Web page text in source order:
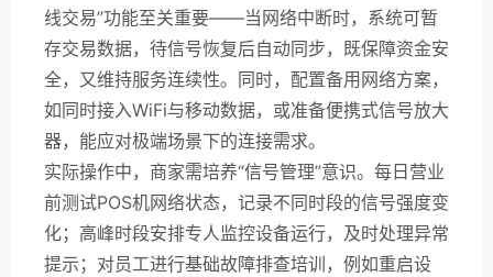
线交易”功能至关重要——当网络中断时，系统可暂
存交易数据，待信号恢复后自动同步，既保障资金安
全，又维持服务连续性。同时，配置备用网络方案，
如同时接入WiFi与移动数据，或准备便携式信号放大
器，能应对极端场景下的连接需求。
实际操作中，商家需培养“信号管理”意识。每日营业
前测试POS机网络状态，记录不同时段的信号强度变
化；高峰时段安排专人监控设备运行，及时处理异常
提示；对员工进行基础故障排查培训，例如重启设